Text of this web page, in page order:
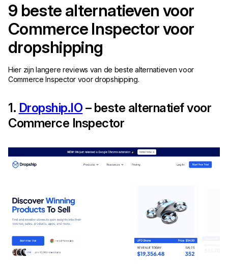
9 beste alternatieven voor
Commerce Inspector voor
dropshipping
Hier zijn langere reviews van de beste alternatieven voor
Commerce Inspector voor dropshipping.
1. Dropship.IO – beste alternatief voor
Commerce Inspector